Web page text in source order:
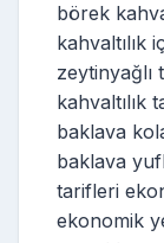
börek
kahvaltılık
zeytinyağlı
kahvaltılık
baklava
baklava
tarifleri
ekonomik